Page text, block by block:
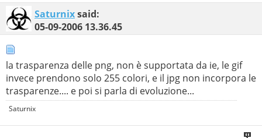
Saturnixsaid:
05-09-2006 13.36.45
la trasparenza delle png, non è supportata da ie, le gif
invece prendono solo 255 colori, e il jpg non incorpora le
trasparenze.... e poi si parla di evoluzione...
Saturnix